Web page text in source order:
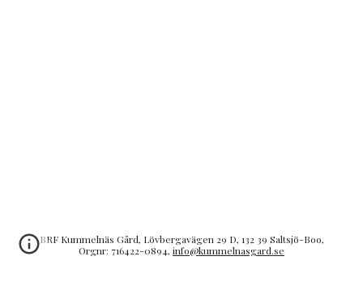
BRF Kummelnäs Gård, Lövbergavägen 29 D, 132 39 Saltsjö-Boo,
Orgnr: 716422-0894, info@kummelnasgard.se